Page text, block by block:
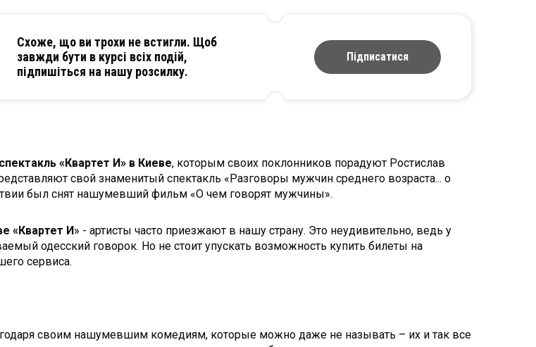
Схоже, що ви трохи не встигли. Щоб
завжди бути в курсі всіх подій,
підпишіться на нашу розсилку.
Підписатися
спектакль «Квартет И» в Киеве, которым своих поклонников порадуют Ростислав
свой знаменитый спектакль «Разговоры мужчин среднего возраста... о
был снят нашумевший фильм «О чем говорят мужчины».
«Квартет И» - артисты часто приезжают в нашу страну. Это неудивительно, ведь у
одесский говорок. Но не стоит упускать возможность купить билеты на
сервиса.
своим нашумевшим комедиям, которые можно даже не называть – их и так все